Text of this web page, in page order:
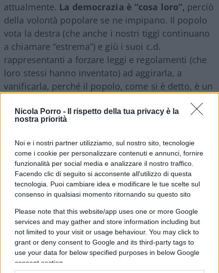
Nicola Porro -
Il rispetto della tua privacy è la
nostra priorità
Noi e i nostri partner utilizziamo, sul nostro sito, tecnologie
come i cookie per personalizzare contenuti e annunci, fornire
funzionalità per social media e analizzare il nostro traffico.
Facendo clic di seguito si acconsente all'utilizzo di questa
tecnologia. Puoi cambiare idea e modificare le tue scelte sul
consenso in qualsiasi momento ritornando su questo sito
Please note that this website/app uses one or more Google
services and may gather and store information including but
not limited to your visit or usage behaviour. You may click to
grant or deny consent to Google and its third-party tags to
use your data for below specified purposes in below Google
consent section.
attualmente. La democrazia è “cosa loro”, perciò
della volontà popolare se ne impipano. Il popolo
vota la destra (che anche i nostri tiggì continuano
a chiamare “estrema”) e giù i suoi c.d.
rappresentanti a forzare leggi e regolamenti (che
loro stessi hanno inventato) ad aggirarla, a
vanificarla, perché il popolo, come si è detto, è un
Leggi anche:
Cosa c’è da esultare? Francia senza
maggioranza: le 5 ipotesi
L’accozzaglia si sfalda: chiuse le urne, il Fronte
anti Le Pen già si spacca
È sempre dalla Francia che tutto è partito.
Prima, il re medievale era solo un primus inter
pares coi suoi baroni. E a mantenerlo nei giusti